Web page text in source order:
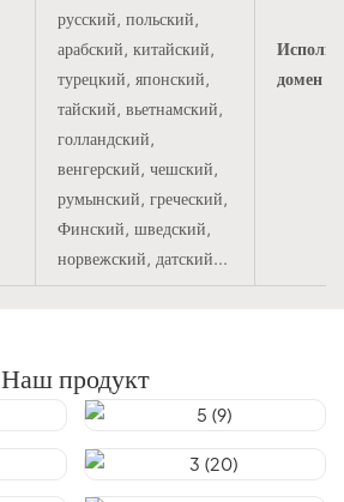
русский, польский,
арабский, китайский,
турецкий, японский,
тайский, вьетнамский,
голландский,
венгерский, чешский,
румынский, греческий,
Финский, шведский,
норвежский, датский...
домен
Наш продукт